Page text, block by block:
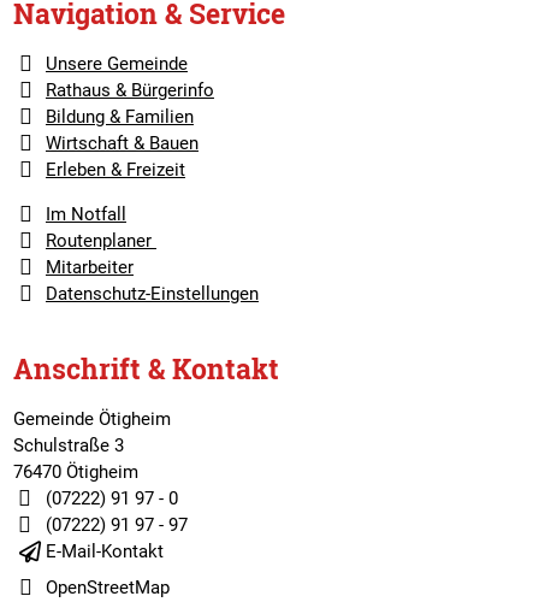
Navigation & Service
Unsere Gemeinde
Rathaus & Bürgerinfo
Bildung & Familien
Wirtschaft & Bauen
Erleben & Freizeit
Im Notfall
Routenplaner
Mitarbeiter
Datenschutz-Einstellungen
Anschrift & Kontakt
Gemeinde Ötigheim
Schulstraße 3
76470 Ötigheim
(07222) 91 97 - 0
(07222) 91 97 - 97
E-Mail-Kontakt
OpenStreetMap